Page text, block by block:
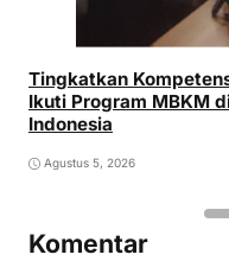
Tingkatkan
Ikuti Program MBKM
Indonesia
Agustus 5, 2026
Komentar